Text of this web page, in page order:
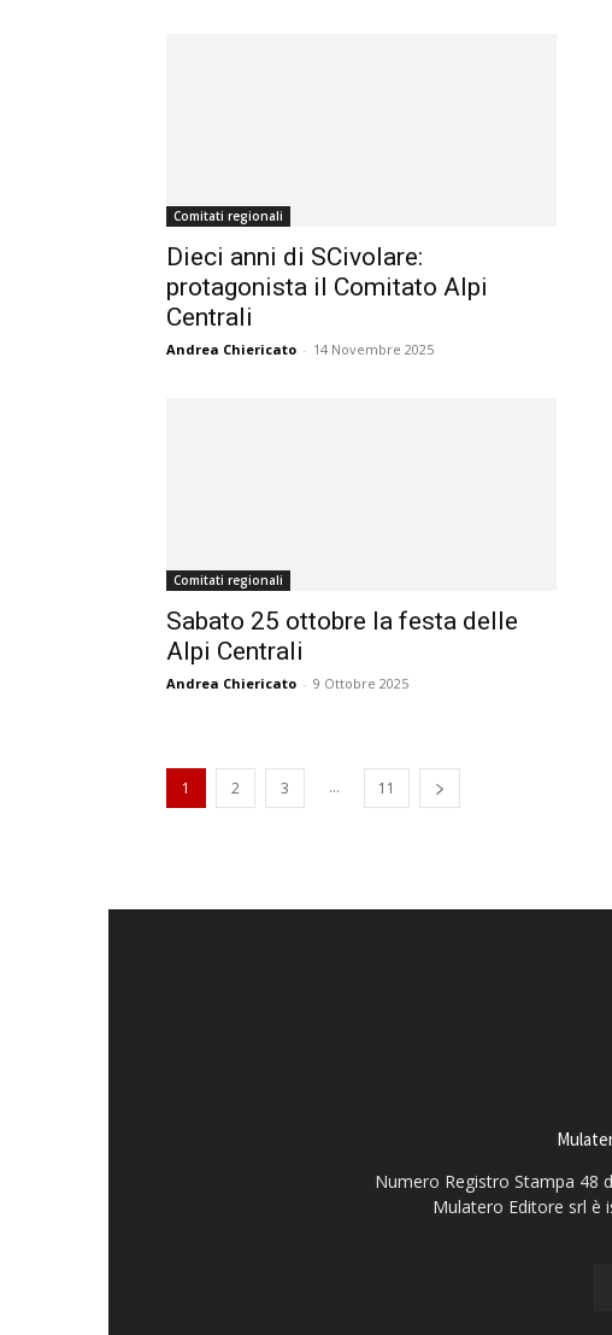
Comitati regionali
Dieci anni di SCivolare:
protagonista il Comitato Alpi
Centrali
Andrea Chiericato - 14 Novembre 2025
Comitati regionali
Sabato 25 ottobre la festa delle
Alpi Centrali
Andrea Chiericato - 9 Ottobre 2025
1 2 3 ... 11
Numero Registro Stampa 48
Mulatero Editore srl è